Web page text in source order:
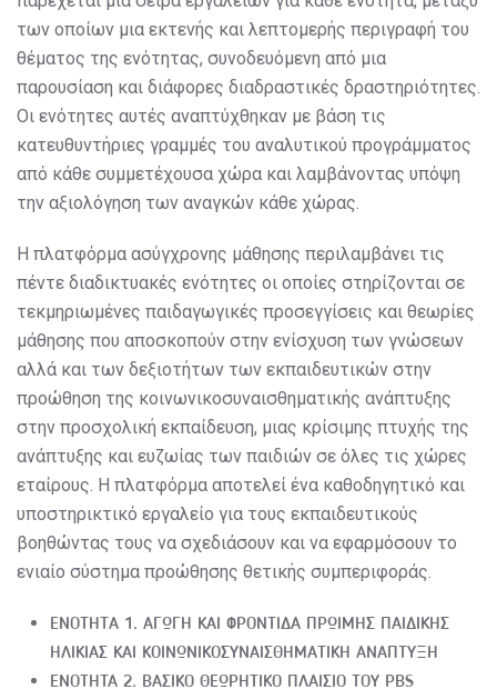
των οποίων μια εκτενής και λεπτομερής περιγραφή του
θέματος της ενότητας, συνοδευόμενη από μια
παρουσίαση και διάφορες διαδραστικές δραστηριότητες.
Οι ενότητες αυτές αναπτύχθηκαν με βάση τις
κατευθυντήριες γραμμές του αναλυτικού προγράμματος
από κάθε συμμετέχουσα χώρα και λαμβάνοντας υπόψη
την αξιολόγηση των αναγκών κάθε χώρας.
Η πλατφόρμα ασύγχρονης μάθησης περιλαμβάνει τις
πέντε διαδικτυακές ενότητες οι οποίες στηρίζονται σε
τεκμηριωμένες παιδαγωγικές προσεγγίσεις και θεωρίες
μάθησης που αποσκοπούν στην ενίσχυση των γνώσεων
αλλά και των δεξιοτήτων των εκπαιδευτικών στην
προώθηση της κοινωνικοσυναισθηματικής ανάπτυξης
στην προσχολική εκπαίδευση, μιας κρίσιμης πτυχής της
ανάπτυξης και ευζωίας των παιδιών σε όλες τις χώρες
εταίρους. Η πλατφόρμα αποτελεί ένα καθοδηγητικό και
υποστηρικτικό εργαλείο για τους εκπαιδευτικούς
βοηθώντας τους να σχεδιάσουν και να εφαρμόσουν το
ενιαίο σύστημα προώθησης θετικής συμπεριφοράς.
ΕΝΟΤΗΤΑ 1. ΑΓΩΓΗ ΚΑΙ ΦΡΟΝΤΙΔΑ ΠΡΩΙΜΗΣ ΠΑΙΔΙΚΗΣ
ΗΛΙΚΙΑΣ ΚΑΙ ΚΟΙΝΩΝΙΚΟΣΥΝΑΙΣΘΗΜΑΤΙΚΗ ΑΝΑΠΤΥΞΗ
ENOTHTA 2. ΒΑΣΙΚΟ ΘΕΩΡΗΤΙΚΟ ΠΛΑΙΣΙΟ ΤΟΥ PBS